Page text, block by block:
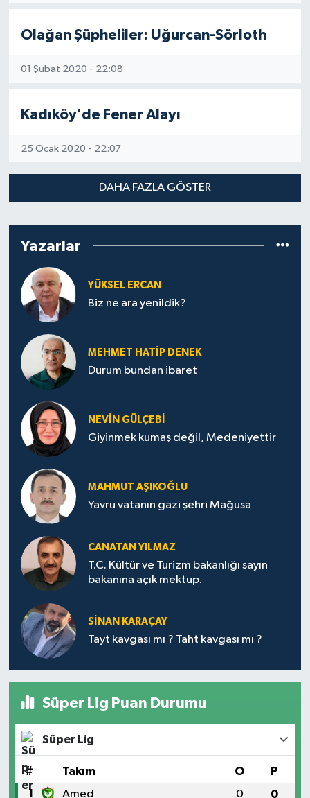
Olağan Şüpheliler: Uğurcan-Sörloth
01 Şubat 2020 - 22:08
Kadıköy'de Fener Alayı
25 Ocak 2020 - 22:07
DAHA FAZLA GÖSTER
Yazarlar
YÜKSEL ERCAN
Biz ne ara yenildik?
MEHMET HATİP DENEK
Durum bundan ibaret
NEVİN GÜLÇEBİ
Giyinmek kumaş değil, Medeniyettir
MAHMUT AŞIKOĞLU
Yavru vatanın gazi şehri Mağusa
CANATAN YILMAZ
T.C. Kültür ve Turizm bakanlığı sayın
bakanına açık mektup.
SİNAN KARAÇAY
Tayt kavgası mı ? Taht kavgası mı ?
Süper Lig Puan Durumu
Süper Lig
# Takım O P
1 Amed 0 0